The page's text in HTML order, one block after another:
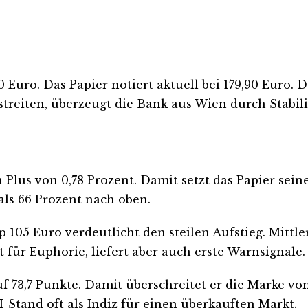
Euro. Das Papier notiert aktuell bei 179,90
überzeugt die Bank aus Wien durch
von 0,78 Prozent. Damit setzt das Papier
66 Prozent nach oben.
105 Euro verdeutlicht den steilen Aufstieg.
für Euphorie, liefert aber auch erste Warnsignale.
73,7 Punkte. Damit überschreitet er die Marke
Stand oft als Indiz für einen überkauften Markt.